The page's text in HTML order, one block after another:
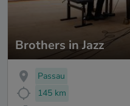
Brothers in Jazz
Passau
145 km